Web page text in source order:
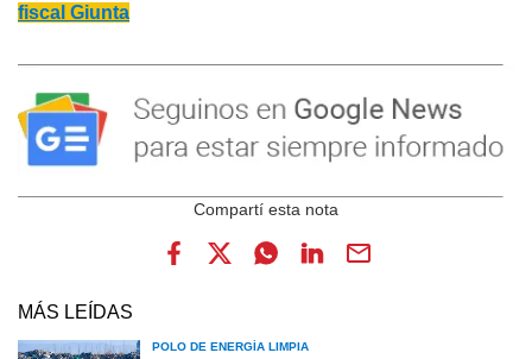
fiscal Giunta
MÁS LEÍDAS
POLO DE ENERGÍA LIMPIA